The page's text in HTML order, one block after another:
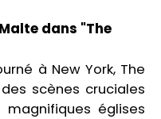
dans "The
à New York, The
scènes cruciales
églises